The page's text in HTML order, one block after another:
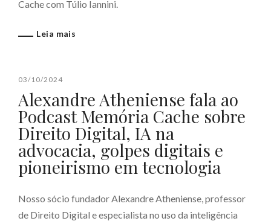
Cache com Túlio Iannini.
Leia mais
03/10/2024
Alexandre Atheniense fala ao
Podcast Memória Cache sobre
Direito Digital, IA na
advocacia, golpes digitais e
pioneirismo em tecnologia
Nosso sócio fundador Alexandre Atheniense, professor
de Direito Digital e especialista no uso da inteligência